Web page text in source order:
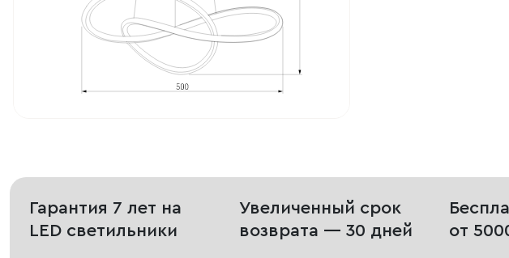
Гарантия 7 лет на
LED светильники
Увеличенный срок
возврата — 30 дней
от